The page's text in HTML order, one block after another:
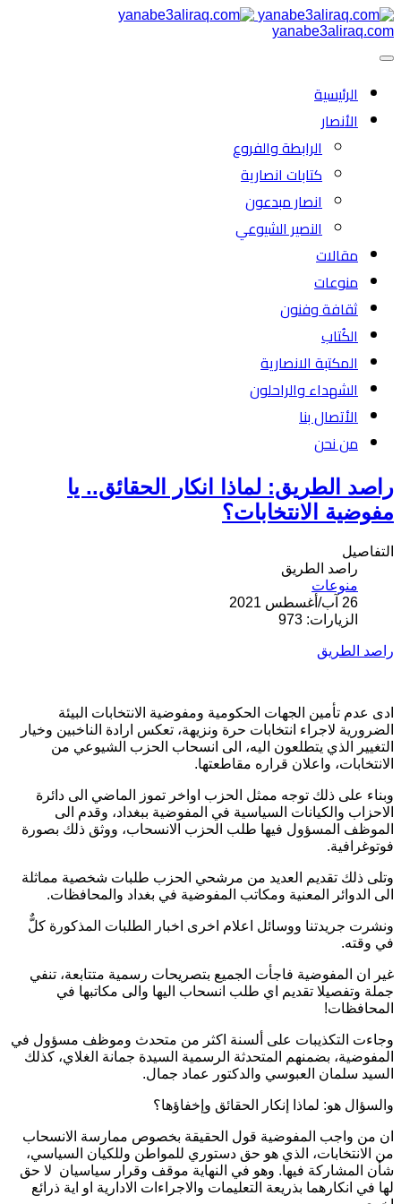
yanabe3aliraq.com
الرئیسية
الأنصار
الرابطة والفروع
كتابات انصارية
انصار مبدعون
النصیر الشیوعي
مقالات
منوعات
ثقافة وفنون
الكُتاب
المكتبة الانصارية
الشهداء والراحلون
الأتصال بنا
من نحن
راصد الطريق: لماذا انكار الحقائق.. يا
مفوضية الانتخابات؟
التفاصيل
راصد الطريق
منوعات
26 آب/أغسطس 2021
الزيارات: 973
راصد الطريق
ادى عدم تأمين الجهات الحكومية ومفوضية الانتخابات البيئة
الضرورية لاجراء انتخابات حرة ونزيهة، تعكس ارادة الناخبين وخيار
التغيير الذي يتطلعون اليه، الى انسحاب الحزب الشيوعي من
الانتخابات، واعلان قراره مقاطعتها.
وبناء على ذلك توجه ممثل الحزب اواخر تموز الماضي الى دائرة
الاحزاب والكيانات السياسية في المفوضية ببغداد، وقدم الى
الموظف المسؤول فيها طلب الحزب الانسحاب، ووثق ذلك بصورة
فوتوغرافية.
وتلى ذلك تقديم العديد من مرشحي الحزب طلبات شخصية مماثلة
الى الدوائر المعنية ومكاتب المفوضية في بغداد والمحافظات.
ونشرت جريدتنا ووسائل اعلام اخرى اخبار الطلبات المذكورة كلٌّ
في وقته.
غير ان المفوضية فاجأت الجميع بتصريحات رسمية متتابعة، تنفي
جملة وتفصيلا تقديم اي طلب انسحاب اليها والى مكاتبها في
المحافظات!
وجاءت التكذيبات على ألسنة اكثر من متحدث وموظف مسؤول في
المفوضية، بضمنهم المتحدثة الرسمية السيدة جمانة الغلاي، كذلك
السيد سلمان العبوسي والدكتور عماد جمال.
والسؤال هو: لماذا إنكار الحقائق وإخفاؤها؟
ان من واجب المفوضية قول الحقيقة بخصوص ممارسة الانسحاب
من الانتخابات، الذي هو حق دستوري للمواطن وللكيان السياسي،
شأن المشاركة فيها. وهو في النهاية موقف وقرار سياسيان لا حق
لها في انكارهما بذريعة التعليمات والاجراءات الادارية او اية ذرائع